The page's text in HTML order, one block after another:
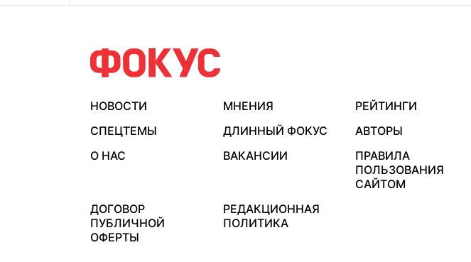
НОВОСТИ МНЕНИЯ
РЕЙТИНГИ
СПЕЦТЕМЫ
ДЛИННЫЙ ФОКУС
АВТОРЫ
О НАС
ВАКАНСИИ
ПРАВИЛА
ПОЛЬЗОВАНИЯ
САЙТОМ
ДОГОВОР
ПУБЛИЧНОЙ
ОФЕРТЫ
РЕДАКЦИОННАЯ
ПОЛИТИКА